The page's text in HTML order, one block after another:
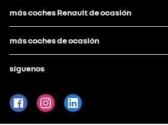
más coches Renault de ocasión
más coches de ocasión
síguenos